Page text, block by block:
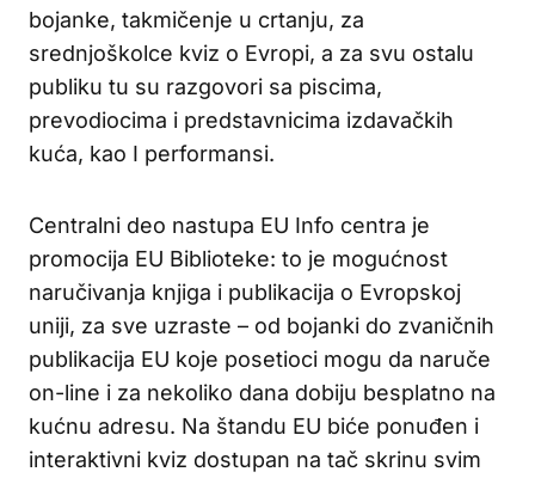
bojanke, takmičenje u crtanju, za
srednjoškolce kviz o Evropi, a za svu ostalu
publiku tu su razgovori sa piscima,
prevodiocima i predstavnicima izdavačkih
kuća, kao I performansi.
Centralni deo nastupa EU Info centra je
promocija EU Biblioteke: to je mogućnost
naručivanja knjiga i publikacija o Evropskoj
uniji, za sve uzraste – od bojanki do zvaničnih
publikacija EU koje posetioci mogu da naruče
on-line i za nekoliko dana dobiju besplatno na
kućnu adresu. Na štandu EU biće ponuđen i
interaktivni kviz dostupan na tač skrinu svim